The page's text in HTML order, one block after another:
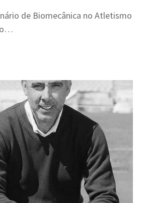
de Biomecânica no Atletismo